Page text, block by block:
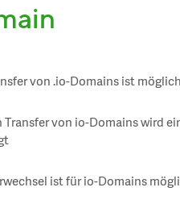
von .io-Domains ist möglich
Transfer von io-Domains wird
ist für io-Domains